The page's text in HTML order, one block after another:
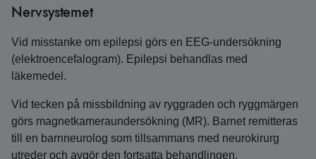
Nervsystemet
Vid misstanke om epilepsi görs en EEG-undersökning
(elektroencefalogram). Epilepsi behandlas med
läkemedel.
Vid tecken på missbildning av ryggraden och ryggmärgen
görs magnetkameraundersökning (MR). Barnet remitteras
till en barnneurolog som tillsammans med neurokirurg
utreder och avgör den fortsatta behandlingen.